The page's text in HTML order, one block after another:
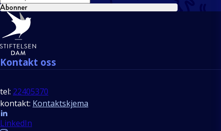
Abonner
Bunntekst
Kontakt oss
tel: 22405370
kontakt: Kontaktskjema
Follow us
LinkedIn